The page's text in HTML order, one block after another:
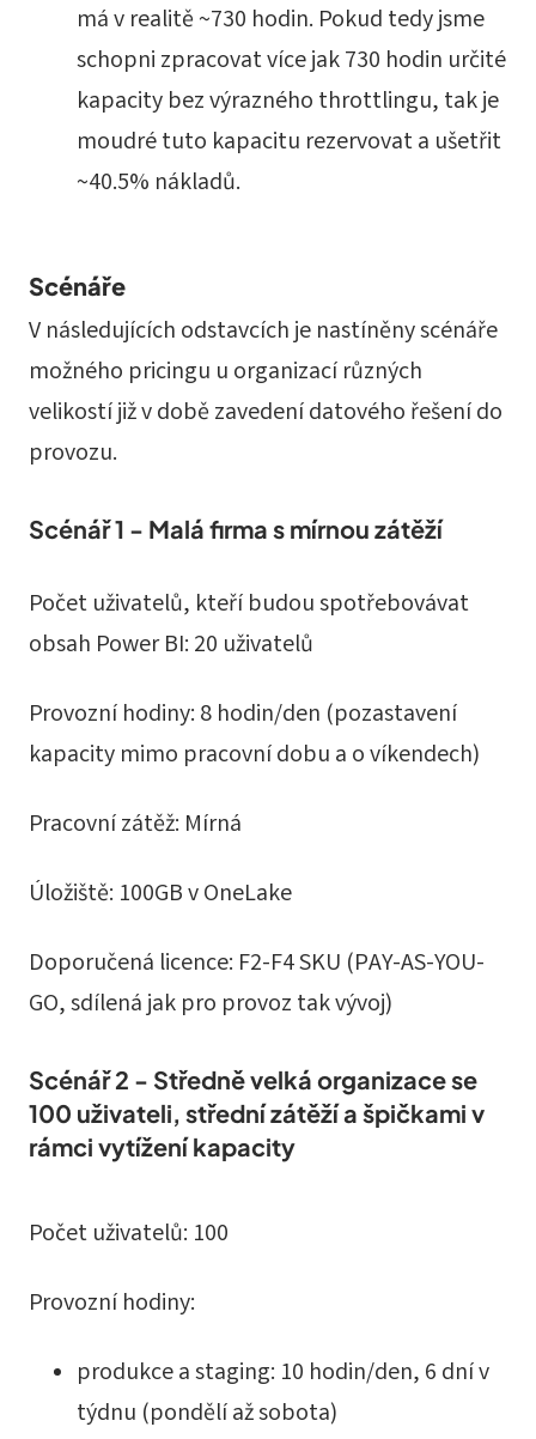
má v realitě ~730 hodin. Pokud tedy jsme
schopni zpracovat více jak 730 hodin určité
kapacity bez výrazného throttlingu, tak je
moudré tuto kapacitu rezervovat a ušetřit
~40.5% nákladů.
Scénáře
V následujících odstavcích je nastíněny scénáře
možného pricingu u organizací různých
velikostí již v době zavedení datového řešení do
provozu.
Scénář 1 - Malá firma s mírnou zátěží
Počet uživatelů, kteří budou spotřebovávat
obsah Power BI: 20 uživatelů
Provozní hodiny: 8 hodin/den (pozastavení
kapacity mimo pracovní dobu a o víkendech)
Pracovní zátěž: Mírná
Úložiště: 100GB v OneLake
Doporučená licence: F2-F4 SKU (PAY-AS-YOU-
GO, sdílená jak pro provoz tak vývoj)
Scénář 2 - Středně velká organizace se
100 uživateli, střední zátěží a špičkami v
rámci vytížení kapacity
Počet uživatelů: 100
Provozní hodiny:
produkce a staging: 10 hodin/den, 6 dní v
týdnu (pondělí až sobota)